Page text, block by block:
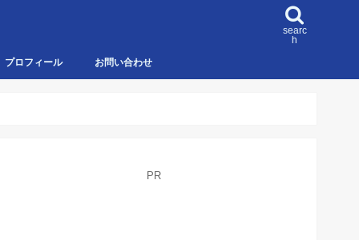
searc
h
プロフィール お問い合わせ
PR